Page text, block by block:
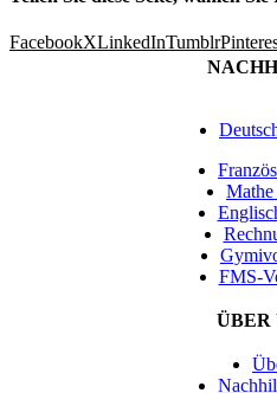
FacebookXLinkedInTumblr
FMS-
ÜBER